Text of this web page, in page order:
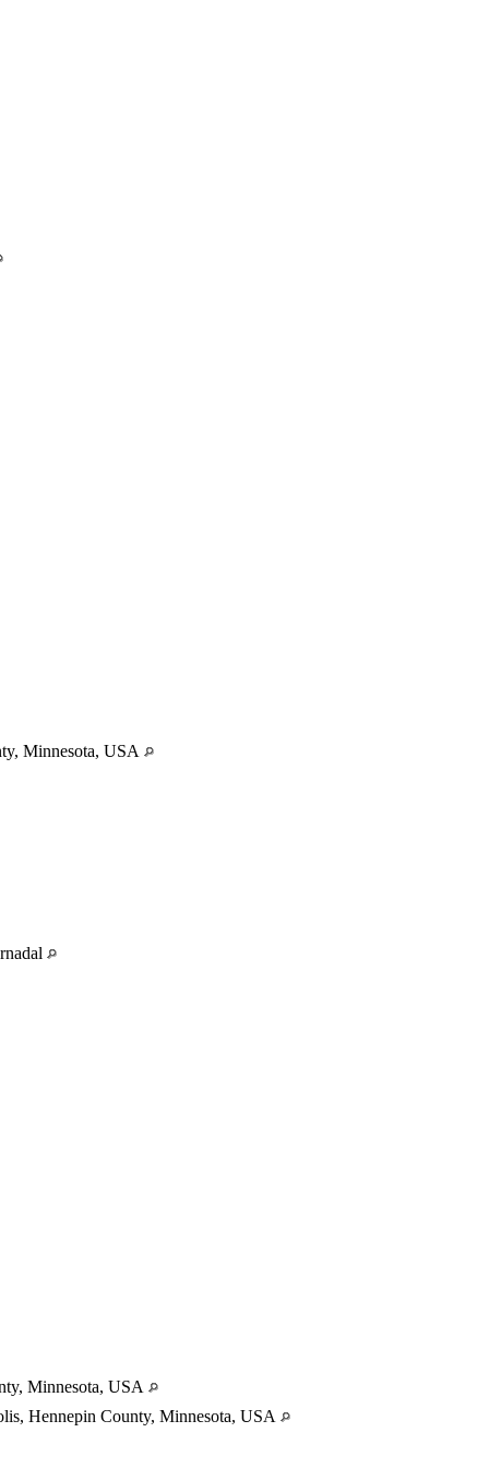
Minnesota, USA
Minnesota, USA
Hennepin County, Minnesota, USA